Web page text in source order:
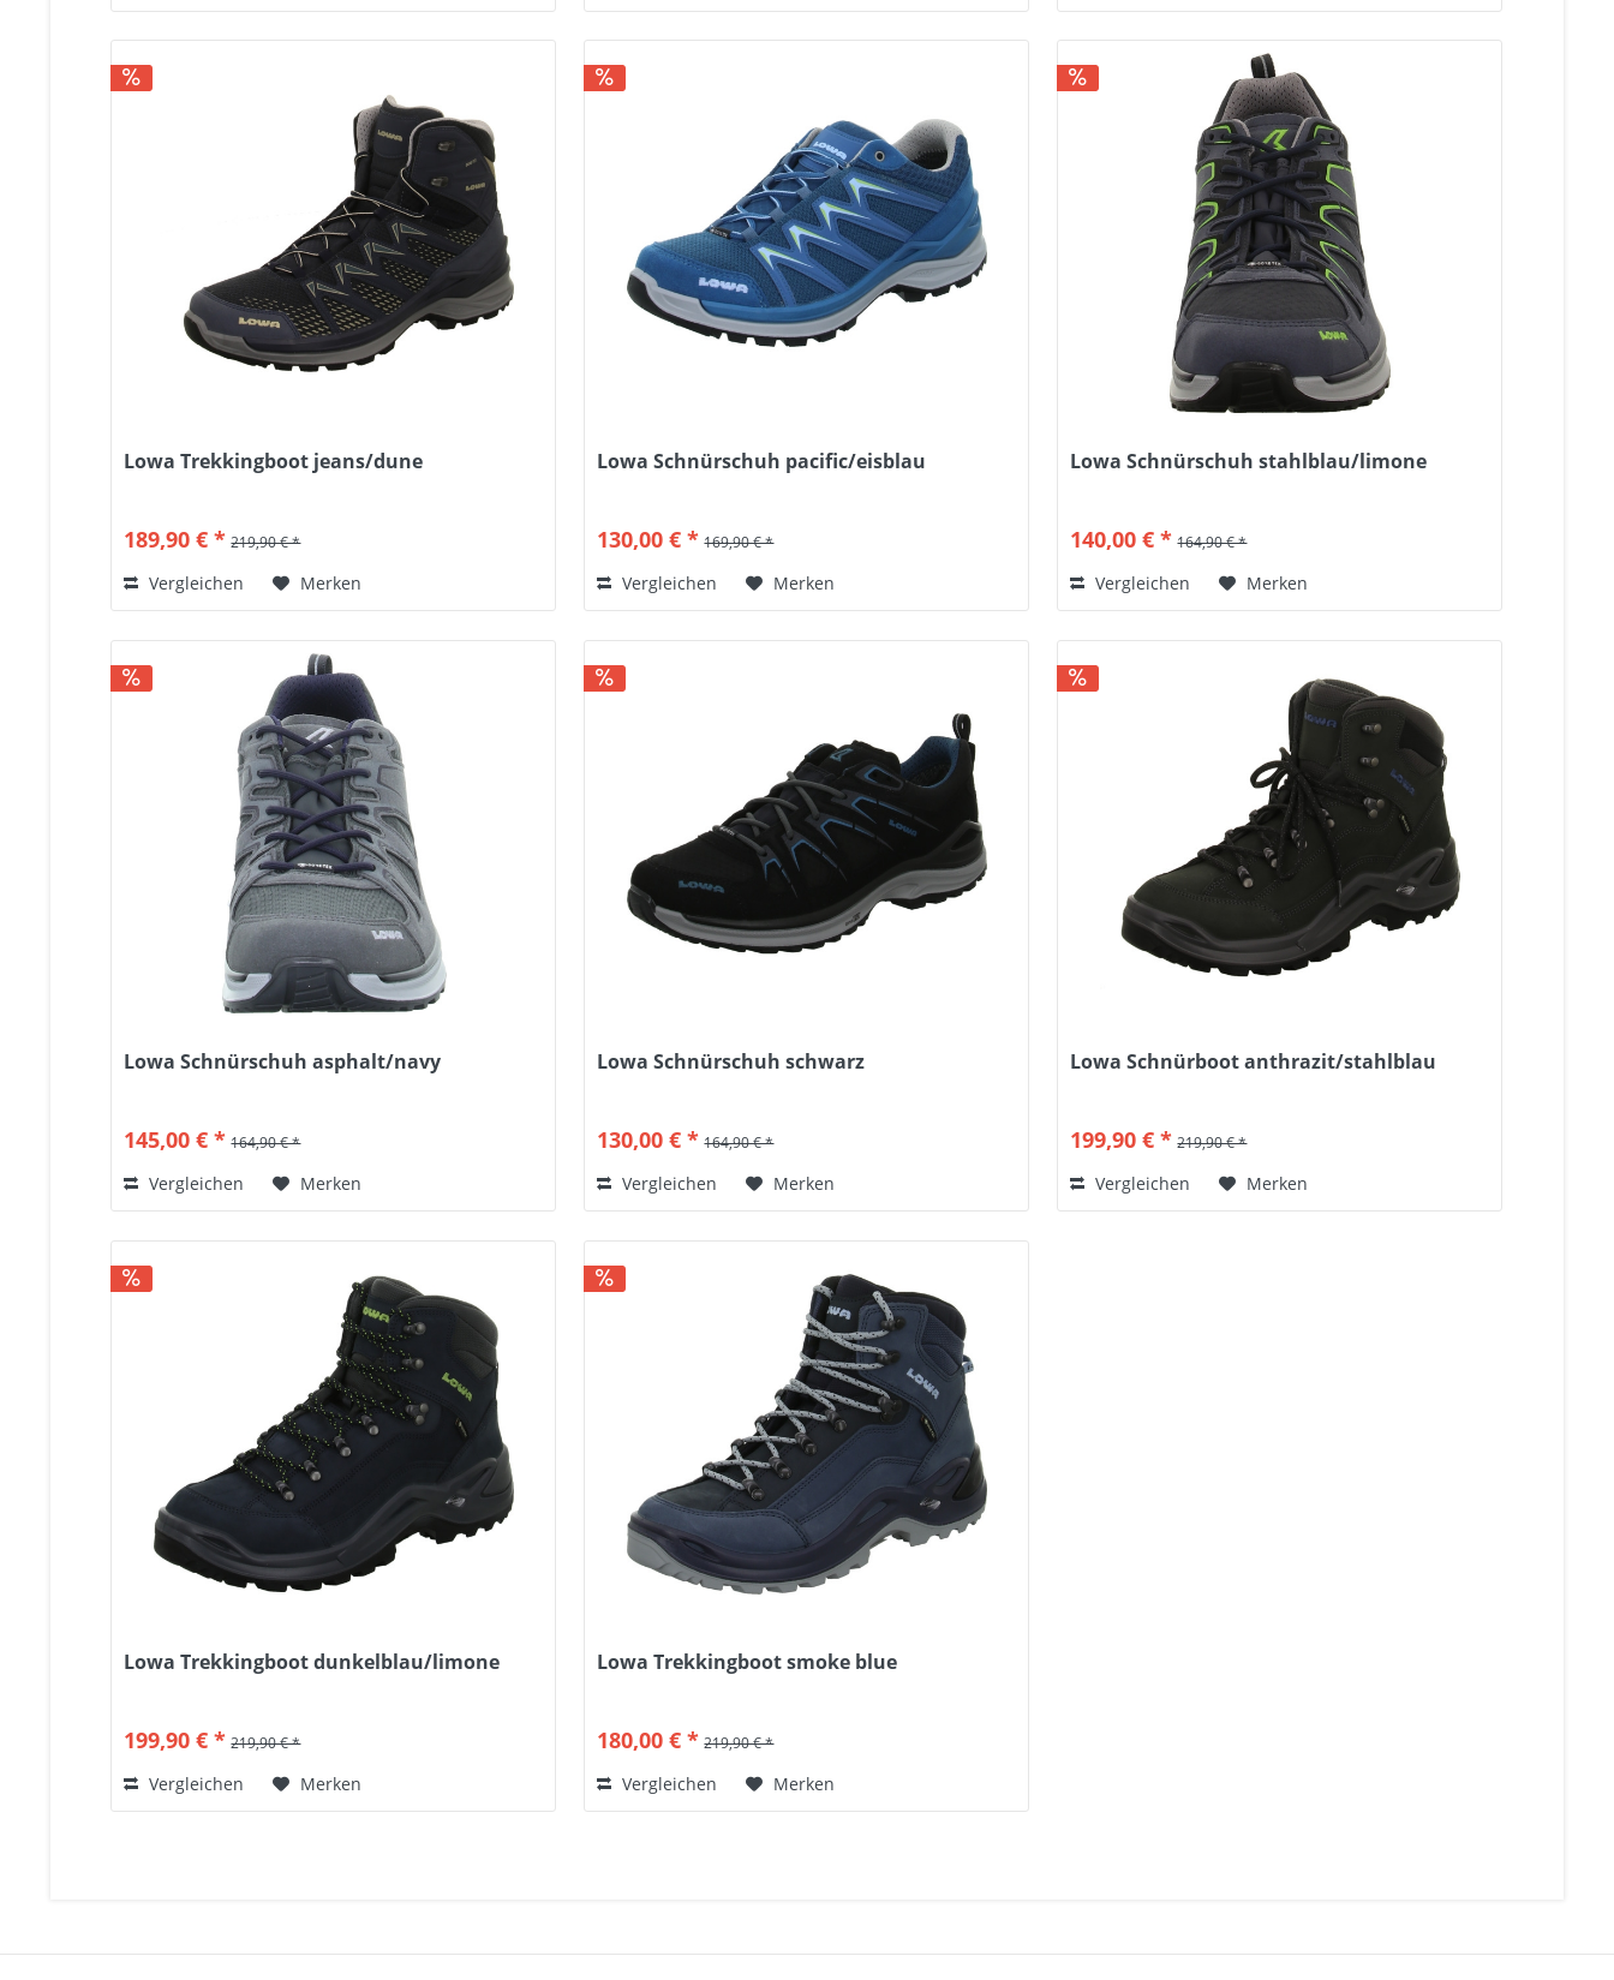
Lowa Trekkingboot jeans/dune
189,90 € * 219,90 € *
Vergleichen Merken
Lowa Schnürschuh pacific/eisblau
130,00 € * 169,90 € *
Vergleichen Merken
Lowa Schnürschuh stahlblau/limone
140,00 € * 164,90 € *
Vergleichen Merken
Lowa Schnürschuh asphalt/navy
145,00 € * 164,90 € *
Vergleichen Merken
Lowa Schnürschuh schwarz
130,00 € * 164,90 € *
Vergleichen Merken
Lowa Schnürboot anthrazit/stahlblau
199,90 € * 219,90 € *
Vergleichen Merken
Lowa Trekkingboot dunkelblau/limone
199,90 € * 219,90 € *
Vergleichen Merken
Lowa Trekkingboot smoke blue
180,00 € * 219,90 € *
Vergleichen Merken